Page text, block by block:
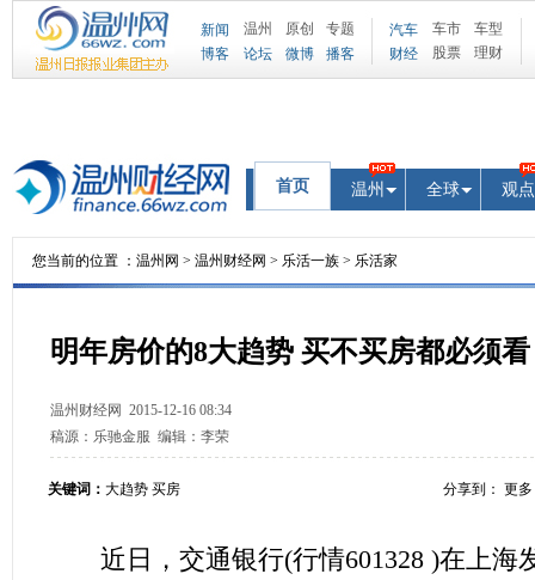
新闻 温州 原创
专题
博客
论坛 微博 播客
汽车 车市
车型
财经
股票 理财
首页 温州 全球 观点
您当前的位置 ： 温州网 > 温州财经网 > 乐活一族 > 乐活家
明年房价的8大趋势 买不买房都必须看
温州财经网 2015-12-16 08:34
稿源： 乐驰金服 编辑： 李荣
关键词： 大趋势 买房 分享到： 更多
近日，交通银行(行情601328 )在上海